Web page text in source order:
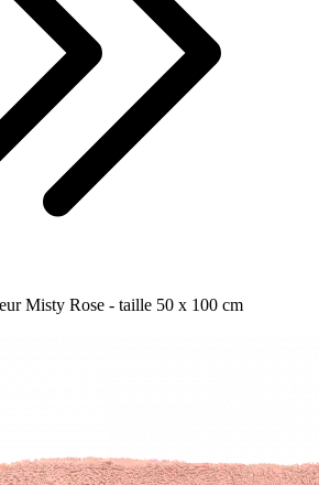
Misty Rose - taille 50 x 100 cm